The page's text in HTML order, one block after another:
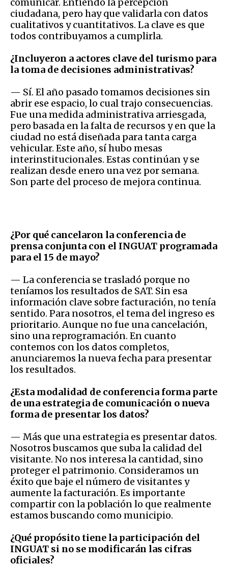
comunicar. Entiendo la percepción
ciudadana, pero hay que validarla con datos
cualitativos y cuantitativos. La clave es que
todos contribuyamos a cumplirla.
¿Incluyeron a actores clave del turismo para
la toma de decisiones administrativas?
— Sí. El año pasado tomamos decisiones sin
abrir ese espacio, lo cual trajo consecuencias.
Fue una medida administrativa arriesgada,
pero basada en la falta de recursos y en que la
ciudad no está diseñada para tanta carga
vehicular. Este año, sí hubo mesas
interinstitucionales. Estas continúan y se
realizan desde enero una vez por semana.
Son parte del proceso de mejora continua.
¿Por qué cancelaron la conferencia de
prensa conjunta con el INGUAT programada
para el 15 de mayo?
— La conferencia se trasladó porque no
teníamos los resultados de SAT. Sin esa
información clave sobre facturación, no tenía
sentido. Para nosotros, el tema del ingreso es
prioritario. Aunque no fue una cancelación,
sino una reprogramación. En cuanto
contemos con los datos completos,
anunciaremos la nueva fecha para presentar
los resultados.
¿Esta modalidad de conferencia forma parte
de una estrategia de comunicación o nueva
forma de presentar los datos?
— Más que una estrategia es presentar datos.
Nosotros buscamos que suba la calidad del
visitante. No nos interesa la cantidad, sino
proteger el patrimonio. Consideramos un
éxito que baje el número de visitantes y
aumente la facturación. Es importante
compartir con la población lo que realmente
estamos buscando como municipio.
¿Qué propósito tiene la participación del
INGUAT si no se modificarán las cifras
oficiales?